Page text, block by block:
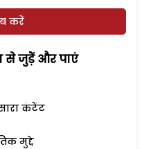
करें
से जुड़ेें और पाएं
कंटेंट
मुद्दे